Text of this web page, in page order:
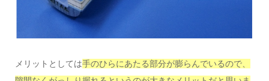
メリットとしては手のひらにあたる部分が膨らんでいるので、